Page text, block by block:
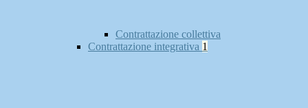
Contrattazione collettiva
Contrattazione integrativa 1